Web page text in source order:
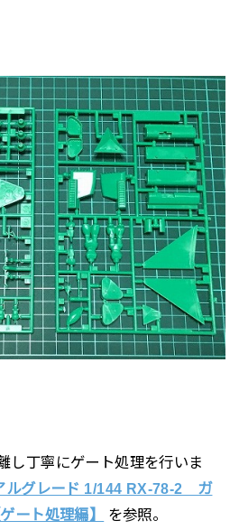
し丁寧にゲート処理を行いま
ルグレード 1/144 RX-78-2 ガ
ート処理編】 を参照。